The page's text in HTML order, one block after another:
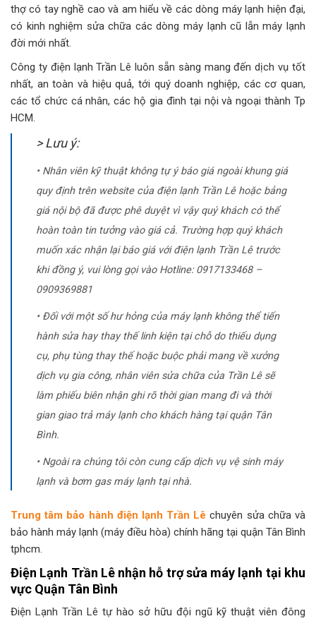
thợ có tay nghề cao và am hiểu về các dòng máy lạnh hiện đại,
có kinh nghiệm sửa chữa các dòng máy lạnh cũ lẫn máy lạnh
đời mới nhất.
Công ty điện lạnh Trần Lê luôn sẵn sàng mang đến dịch vụ tốt
nhất, an toàn và hiệu quả, tới quý doanh nghiệp, các cơ quan,
các tổ chức cá nhân, các hộ gia đình tại nội và ngoại thành Tp
HCM.
> Lưu ý:
• Nhân viên kỹ thuật không tự ý báo giá ngoài khung giá
quy định trên website của điện lạnh Trần Lê hoặc bảng
giá nội bộ đã được phê duyệt vì vậy quý khách có thể
hoàn toàn tin tưởng vào giá cả. Trường hợp quý khách
muốn xác nhận lại báo giá với điện lạnh Trần Lê trước
khi đồng ý, vui lòng gọi vào Hotline: 0917133468 –
0909369881
• Đối với một số hư hỏng của máy lạnh không thể tiến
hành sửa hay thay thế linh kiện tại chỗ do thiếu dụng
cụ, phụ tùng thay thế hoặc buộc phải mang về xưởng
dịch vụ gia công, nhân viên sửa chữa của Trần Lê sẽ
làm phiếu biên nhận ghi rõ thời gian mang đi và thời
gian giao trả máy lạnh cho khách hàng tại quận Tân
Bình.
• Ngoài ra chúng tôi còn cung cấp dịch vụ vệ sinh máy
lạnh và bơm gas máy lạnh tại nhà.
Trung tâm bảo hành điện lạnh Trần Lê chuyên sửa chữa và
bảo hành máy lạnh (máy điều hòa) chính hãng tại quận Tân Bình
tphcm.
Điện Lạnh Trần Lê nhận hỗ trợ sửa máy lạnh tại khu
vực Quận Tân Bình
Điện Lạnh Trần Lê tự hào sở hữu đội ngũ kỹ thuật viên đông